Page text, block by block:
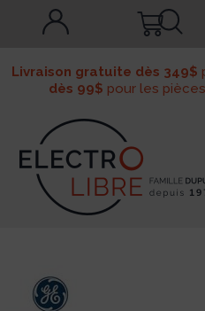
Livraison gratuite dès 349$
dès 99$ pour les